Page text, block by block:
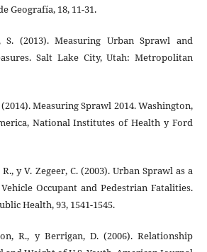
Geografía, 18, 11-31.
(2013). Measuring Urban Sprawl and
Salt Lake City, Utah: Metropolitan
Measuring Sprawl 2014. Washington,
National Institutes of Health y Ford
y V. Zegeer, C. (2003). Urban Sprawl as a
Occupant and Pedestrian Fatalities.
Health, 93, 1541-1545.
R., y Berrigan, D. (2006). Relationship